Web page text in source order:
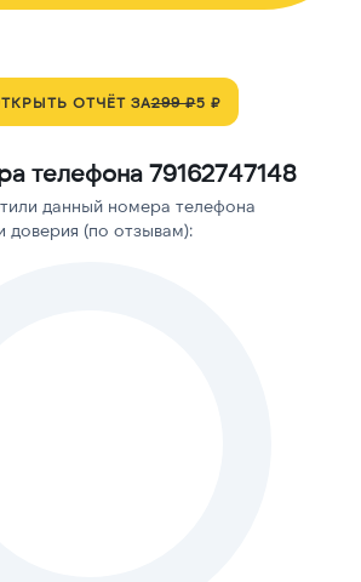
ОТЧЁТ ЗА299 ₽5 ₽
телефона 79162747148
данный номера телефона
(по отзывам):